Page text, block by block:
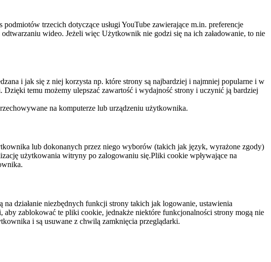
trzecich dotyczące usługi YouTube zawierające m.in. preferencje
wideo. Jeżeli więc Użytkownik nie godzi się na ich załadowanie, to nie
i jak się z niej korzysta np. które strony są najbardziej i najmniej popularne i w
temu możemy ulepszać zawartość i wydajność strony i uczynić ją bardziej
na komputerze lub urządzeniu użytkownika.
lub dokonanych przez niego wyborów (takich jak język, wyrażone zgody)
użytkowania witryny po zalogowaniu się.Pliki cookie wpływające na
działanie niezbędnych funkcji strony takich jak logowanie, ustawienia
zablokować te pliki cookie, jednakże niektóre funkcjonalności strony mogą nie
i są usuwane z chwilą zamknięcia przeglądarki.